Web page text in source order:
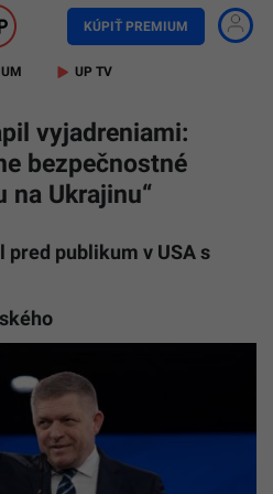
KÚPIŤ PREMIUM
UP TV
vyjadreniami:
bezpečnostné
na Ukrajinu“
pred publikum v USA s